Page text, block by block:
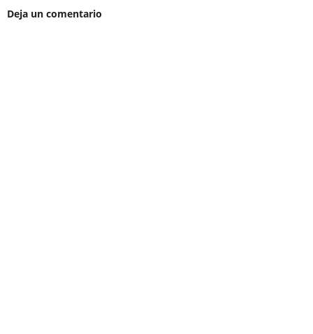
Deja un comentario